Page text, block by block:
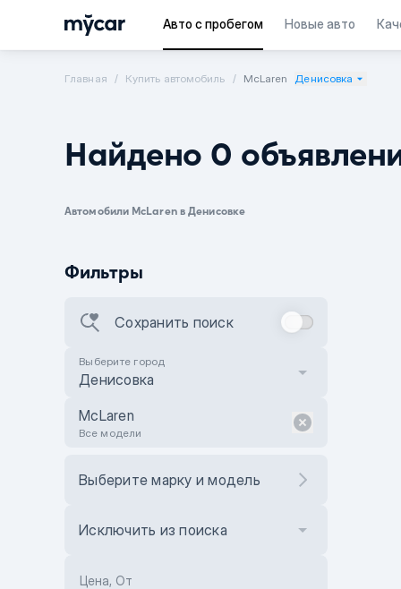
Авто с пробегом Новые авто
Главная Купить автомобиль McLaren Денисовка
Найдено 0
Автомобили McLaren в Денисовке
Фильтры
Сохранить поиск
Выберите город
Денисовка
McLaren
Все модели
Выберите марку и модель
Исключить из поиска
Цена, От